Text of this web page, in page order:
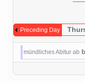
Preceding Day
mündliches Abitur ab